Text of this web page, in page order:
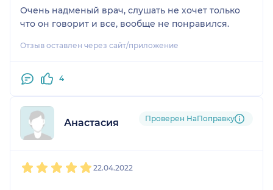
Очень надменый врач, слушать не хочет только
что он говорит и все, вообще не понравился.
Отзыв оставлен через сайт/приложение
4
Анастасия Проверен НаПоправку
22.04.2022